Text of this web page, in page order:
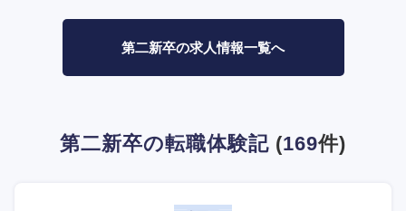
第二新卒の求人情報一覧へ
第二新卒の転職体験記 (169件)